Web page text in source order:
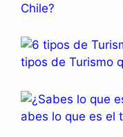
Chile?
tipos de Turismo
abes lo que es el